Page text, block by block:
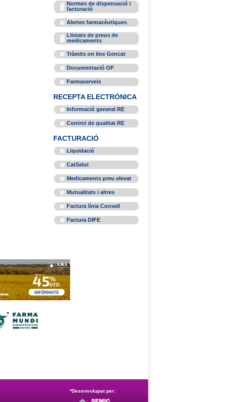
Normes de dispensació i
facturació
Alertes farmacèutiques
Llistats de preus de
medicaments
Tràmits on line Gencat
Documentació OF
Farmaserveis
RECEPTA ELECTRÒNICA
Informació general RE
Control de qualitat RE
FACTURACIÓ
Liquidació
CatSalut
Medicaments preu elevat
Mutualitats i altres
Factura línia Consell
Factura DIFE
*Desenvolupat per: